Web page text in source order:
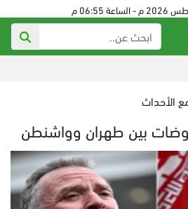
الأحداث
بين طهران وواشنطن